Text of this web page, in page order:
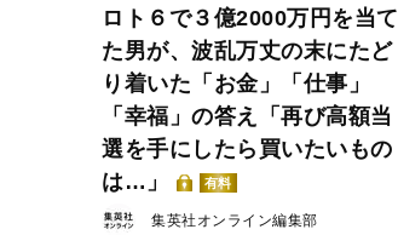
ロト６で３億2000万円を当て
た男が、波乱万丈の末にたど
り着いた「お金」「仕事」
「幸福」の答え「再び高額当
選を手にしたら買いたいもの
は…」
有料
集英社オンライン編集部